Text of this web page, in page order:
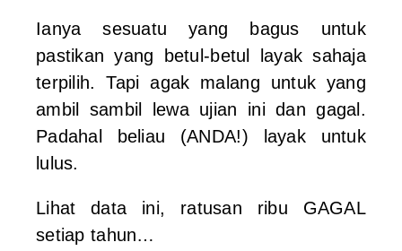
Ianya sesuatu yang bagus untuk
pastikan yang betul-betul layak sahaja
terpilih. Tapi agak malang untuk yang
ambil sambil lewa ujian ini dan gagal.
Padahal beliau (ANDA!) layak untuk
lulus.
Lihat data ini, ratusan ribu GAGAL
setiap tahun…